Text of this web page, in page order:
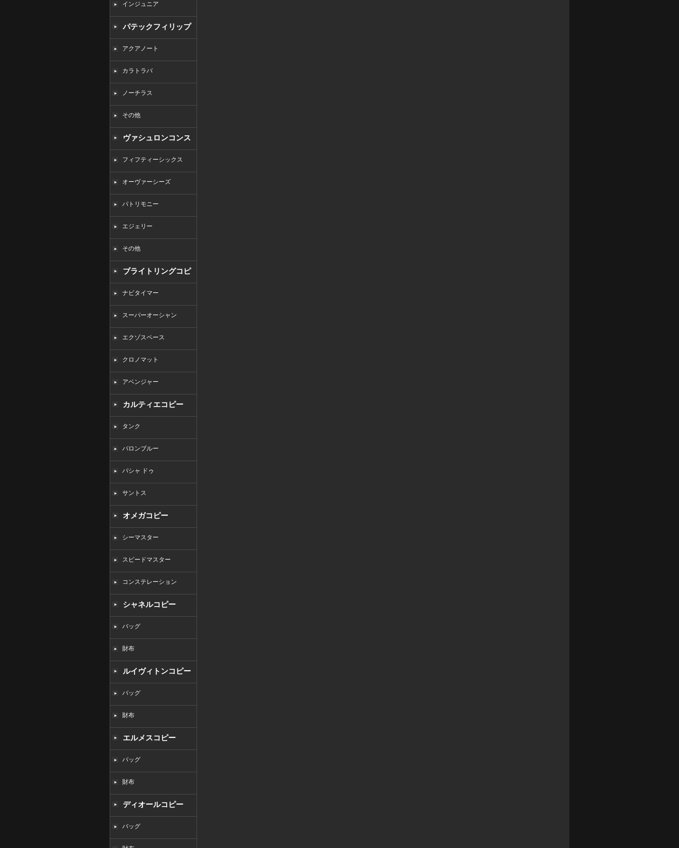
インジュニア
パテックフィリップ
コピーアクアノート
カラトラバ
ノーチラス
その他
ヴァシュロンコンス
タンタンコピー
フィフティーシックス
オーヴァーシーズ
パトリモニー
エジェリー
その他
ブライトリングコピ
ー ナビタイマー
スーパーオーシャン
エクゾスペース
クロノマット
アベンジャー
カルティエコピー
タンク
バロンブルー
パシャ ドゥ
サントス
オメガコピー
シーマスター
スピードマスター
コンステレーション
シャネルコピー
バッグ
財布
ルイヴィトンコピー
バッグ
財布
エルメスコピー
バッグ
財布
ディオールコピー
バッグ